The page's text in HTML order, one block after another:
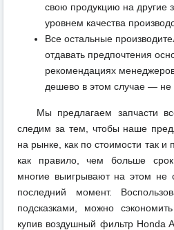
свою продукцию на другие
уровнем качества
Все остальные
отдавать предпочтения
рекомендациях
дешево в этом случае — не
Мы предлагаем запчасти
следим за тем, чтобы наше
на рынке, как по стоимости так и
как правило, чем больше
многие выигрывают на этом не
последний момент.
подсказками, можно
купив воздушный фильтр Honda